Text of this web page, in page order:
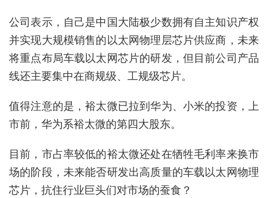
公司表示，自己是中国大陆极少数拥有自主知识产权
并实现大规模销售的以太网物理层芯片供应商，未来
将重点布局车载以太网芯片的研发，但目前公司产品
线还主要集中在商规级、工规级芯片。
值得注意的是 ，裕太微已拉到华为、小米的投资，上
市前，华为系裕太微的第四大股东。
目前，市占率较低的裕太微还处在牺牲毛利率来换市
场的阶段，未来能否研发出高质量的车载以太网物理
芯片，抗住行业巨头们对市场的蚕食？